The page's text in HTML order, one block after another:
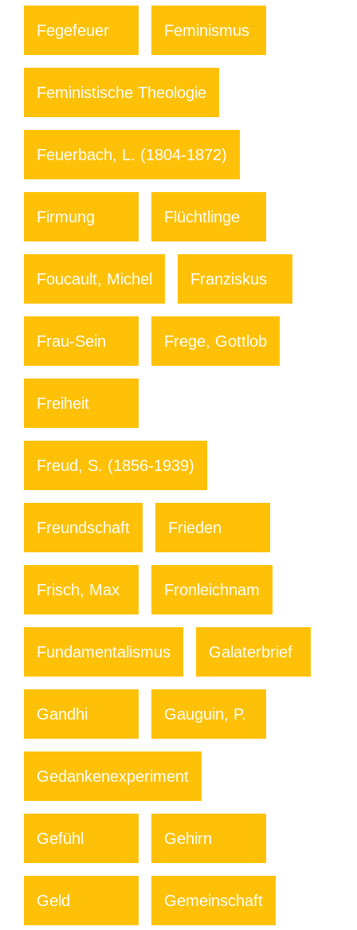
Fegefeuer Feminismus
Feministische Theologie
Feuerbach, L. (1804-1872)
Firmung Flüchtlinge
Foucault, Michel Franziskus
Frau-Sein Frege, Gottlob
Freiheit
Freud, S. (1856-1939)
Freundschaft Frieden
Frisch, Max Fronleichnam
Fundamentalismus Galaterbrief
Gandhi Gauguin, P.
Gedankenexperiment
Gefühl Gehirn
Geld Gemeinschaft